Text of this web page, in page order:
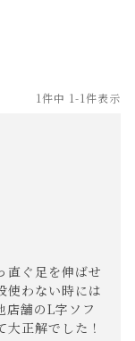
1件中 1-1件表示
直ぐ足を伸ばせ
使わない時には
店舗のL字ソフ
正解でした！